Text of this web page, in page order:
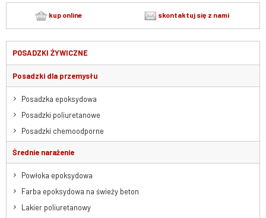
kup online skontaktuj się z nami
POSADZKI ŻYWICZNE
Posadzki dla przemysłu
Posadzka epoksydowa
Posadzki poliuretanowe
Posadzki chemoodporne
Średnie narażenie
Powłoka epoksydowa
Farba epoksydowa na świeży beton
Lakier poliuretanowy